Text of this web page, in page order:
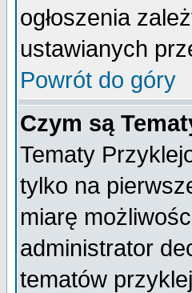
ogłoszenia
ustawianych
Powrót do góry
Czym są
Tematy
tylko na
miarę
administrator
tematów